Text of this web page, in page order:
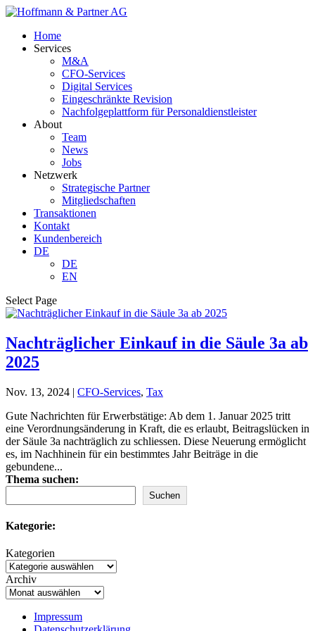
Home
Services
M&A
CFO-Services
Digital Services
Eingeschränkte Revision
Nachfolgeplattform für Personaldienstleister
About
Team
News
Jobs
Netzwerk
Strategische Partner
Mitgliedschaften
Transaktionen
Kontakt
Kundenbereich
DE
DE
EN
Select Page
Nachträglicher Einkauf in die Säule 3a ab
2025
Nov. 13, 2024 | CFO-Services, Tax
Gute Nachrichten für Erwerbstätige: Ab dem 1. Januar 2025 tritt
eine Verordnungsänderung in Kraft, die es erlaubt, Beitragslücken in
der Säule 3a nachträglich zu schliessen. Diese Neuerung ermöglicht
es, im Nachhinein für ein bestimmtes Jahr Beiträge in die
gebundene...
Thema suchen:
Suchen
Kategorie:
Kategorien
Archiv
Impressum